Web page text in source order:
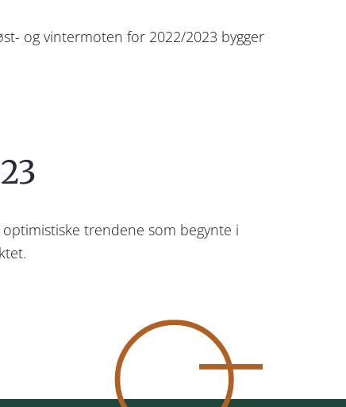
og vintermoten for 2022/2023 bygger
trendene som begynte i